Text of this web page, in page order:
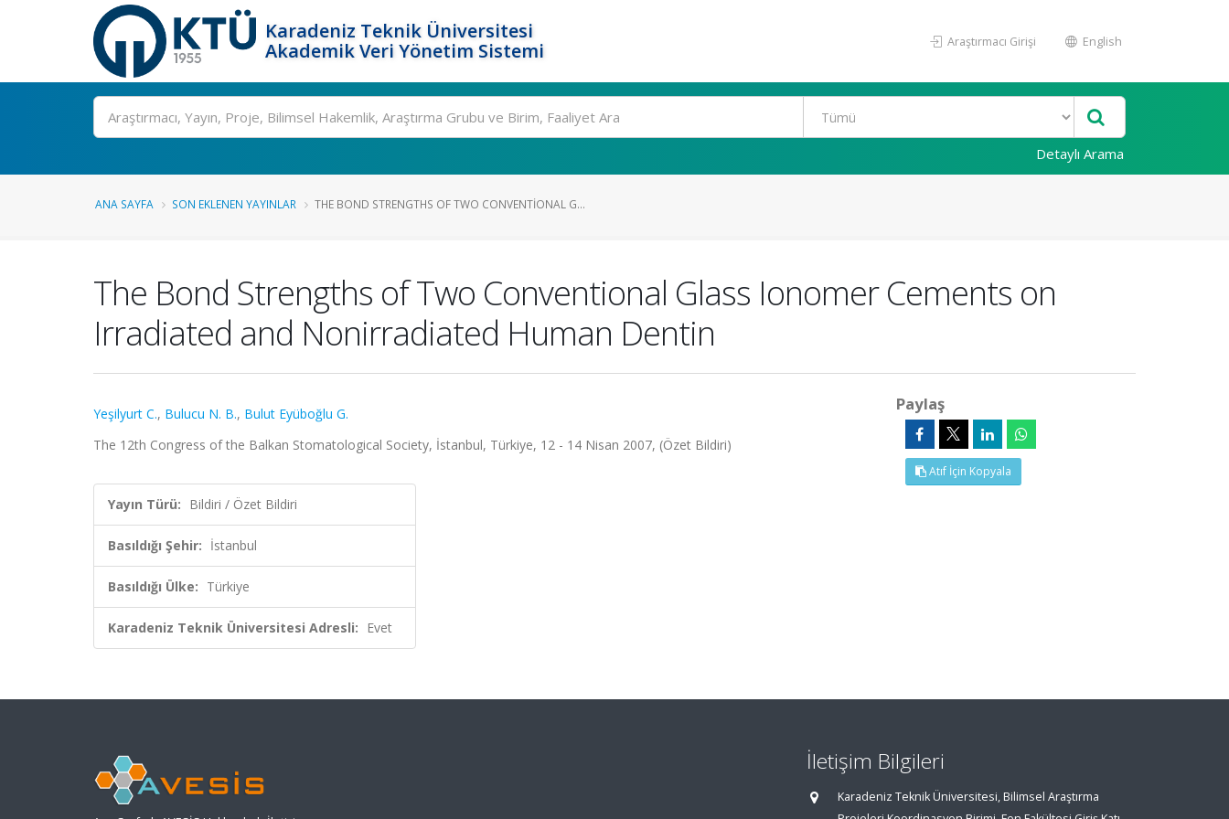
Karadeniz Teknik Üniversitesi
Akademik Veri Yönetim Sistemi
Araştırmacı Girişi English
Ara
Detaylı Arama
ANA SAYFA SON EKLENEN YAYINLAR THE BOND STRENGTHS OF TWO CONVENTIONAL G...
The Bond Strengths of Two Conventional Glass Ionomer Cements on
Irradiated and Nonirradiated Human Dentin
Yeşilyurt C., Bulucu N. B., Bulut Eyüboğlu G.
The 12th Congress of the Balkan Stomatological Society, İstanbul, Türkiye, 12 - 14 Nisan 2007, (Özet Bildiri)
Yayın Türü: Bildiri / Özet Bildiri
Basıldığı Şehir: İstanbul
Basıldığı Ülke: Türkiye
Karadeniz Teknik Üniversitesi Adresli: Evet
Paylaş
Atıf İçin Kopyala
İletişim Bilgileri
Karadeniz Teknik Üniversitesi, Bilimsel Araştırma